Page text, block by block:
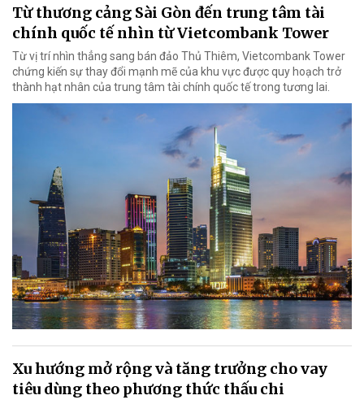
Từ thương cảng Sài Gòn đến trung tâm tài
chính quốc tế nhìn từ Vietcombank Tower
Từ vị trí nhìn thẳng sang bán đảo Thủ Thiêm, Vietcombank Tower
chứng kiến sự thay đổi mạnh mẽ của khu vực được quy hoạch trở
thành hạt nhân của trung tâm tài chính quốc tế trong tương lai.
Xu hướng mở rộng và tăng trưởng cho vay
tiêu dùng theo phương thức thấu chi